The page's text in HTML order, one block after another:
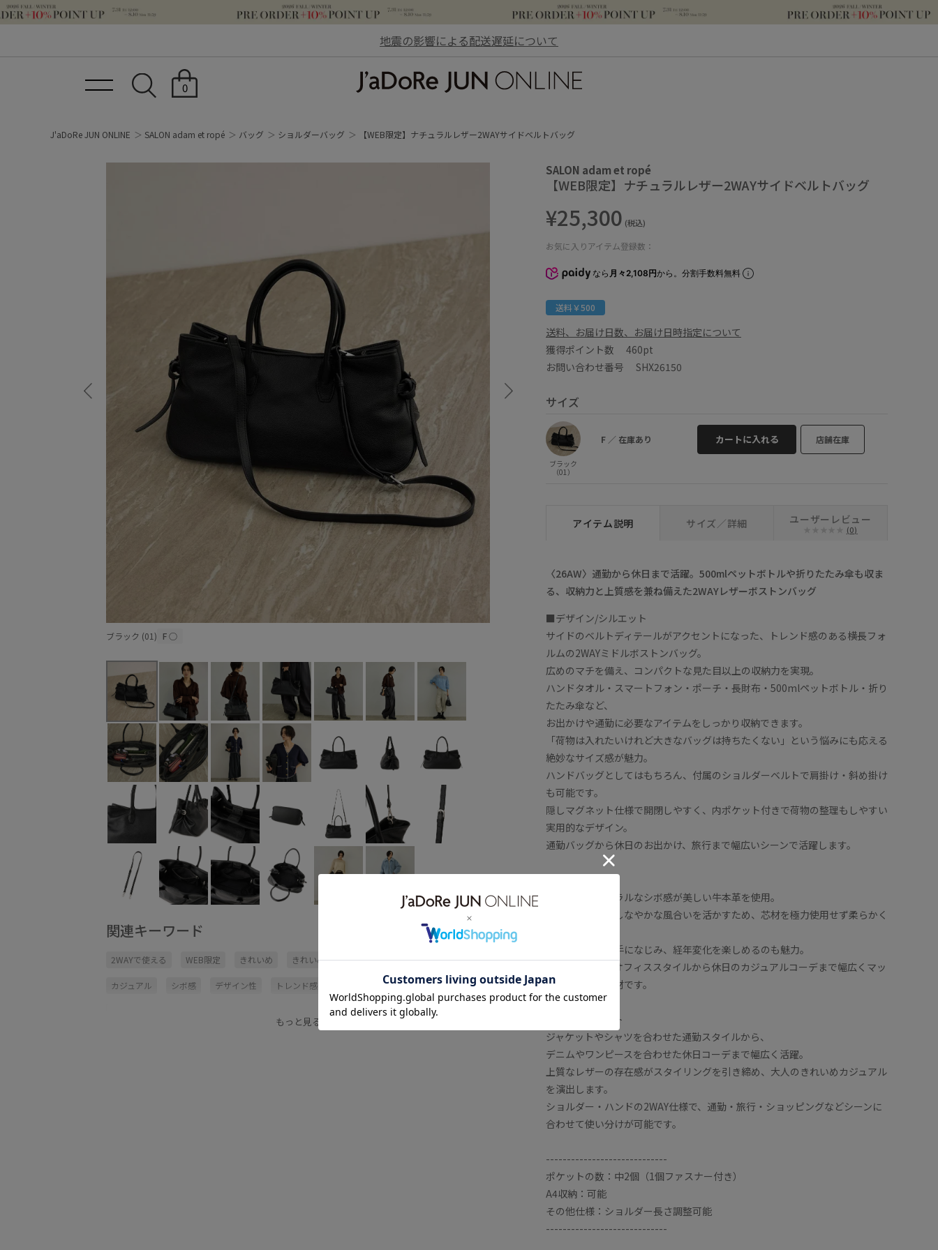
地震の影響による配送遅延について
0
J'aDoRe JUN ONLINE SALON adam et ropé バッグ ショルダーバッグ 【WEB限定】ナチュラルレザー2WAYサイドベルトバッグ
ブラック (01) F○
関連キーワード
2WAYで使える WEB限定 きれいめ きれいめカジュアル オフィス
カジュアル シボ感 デザイン性 トレンド感 バッグ ベルト
幅広 旅行 本革
もっと見る
SALON adam et ropé
【WEB限定】ナチュラルレザー2WAYサイドベルトバッグ
¥25,300 (税込)
お気に入りアイテム登録数：
なら 月々2,108円から。分割手数料無料
送料￥500
送料、お届け日数、お届け日時指定について
獲得ポイント数 460pt
お問い合わせ番号 SHX26150
サイズ
ブラック
（01）
F ／ 在庫あり カートに入れる 店舗在庫
アイテム説明 サイズ／詳細 ユーザーレビュー
(0)
〈26AW〉通勤から休日まで活躍。500mlペットボトルや折りたたみ傘も収ま
る、収納力と上質感を兼ね備えた2WAYレザーボストンバッグ
■デザイン/シルエット
サイドのベルトディテールがアクセントになった、トレンド感のある横長フォ
ルムの2WAYミドルボストンバッグ。
広めのマチを備え、コンパクトな見た目以上の収納力を実現。
ハンドタオル・スマートフォン・ポーチ・長財布・500mlペットボトル・折り
たたみ傘など、
お出かけや通勤に必要なアイテムをしっかり収納できます。
「荷物は入れたいけれど大きなバッグは持ちたくない」という悩みにも応える
絶妙なサイズ感が魅力。
ハンドバッグとしてはもちろん、付属のショルダーベルトで肩掛け・斜め掛け
も可能です。
隠しマグネット仕様で開閉しやすく、内ポケット付きで荷物の整理もしやすい
実用的なデザイン。
通勤バッグから休日のお出かけ、旅行まで幅広いシーンで活躍します。
表地にはナチュラルなシボ感が美しい牛本革を使用。
本革ならではのしなやかな風合いを活かすため、芯材を極力使用せず柔らかく
使い込むほどに手になじみ、経年変化を楽しめるのも魅力。
上品な表情で、オフィススタイルから休日のカジュアルコーデまで幅広くマッ
チするレザー素材です。
■コーディネート
ジャケットやシャツを合わせた通勤スタイルから、
デニムやワンピースを合わせた休日コーデまで幅広く活躍。
上質なレザーの存在感がスタイリングを引き締め、大人のきれいめカジュアル
を演出します。
ショルダー・ハンドの2WAY仕様で、通勤・旅行・ショッピングなどシーンに
合わせて使い分けが可能です。
-----------------------------
ポケットの数：中2個（1個ファスナー付き）
A4収納：可能
その他仕様：ショルダー長さ調整可能
-----------------------------